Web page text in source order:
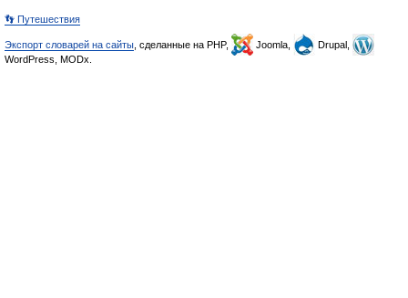
👣 Путешествия
Экспорт словарей на сайты , сделанные на PHP, Joomla,
Drupal,
WordPress, MODx.